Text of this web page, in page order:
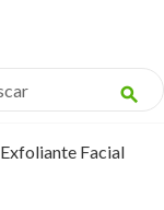
search
Exfoliante Facial